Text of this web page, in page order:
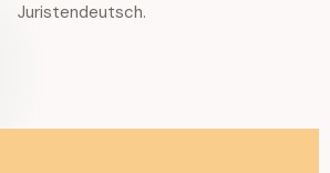
Juristendeutsch.